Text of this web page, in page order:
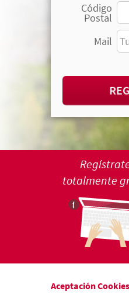
Código
Postal
Mail
totalmente
Aceptación Cookies